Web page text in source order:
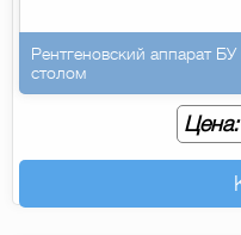
Рентгеновский аппарат
столом